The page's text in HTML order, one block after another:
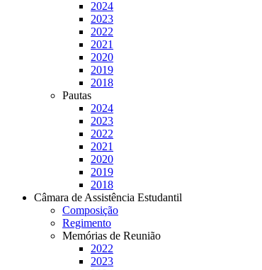
2024
2023
2022
2021
2020
2019
2018
Pautas
2024
2023
2022
2021
2020
2019
2018
Câmara de Assistência Estudantil
Composição
Regimento
Memórias de Reunião
2022
2023